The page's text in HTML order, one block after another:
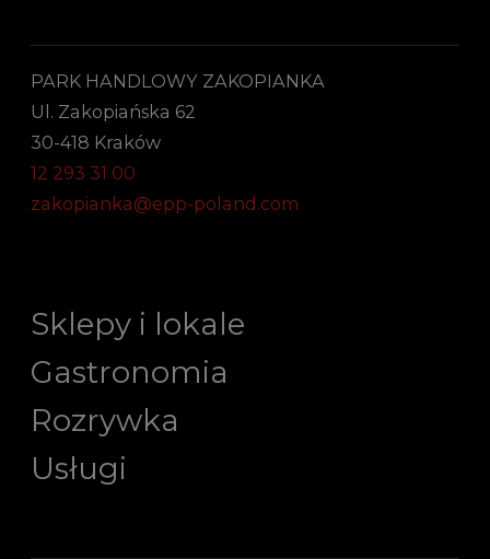
PARK HANDLOWY ZAKOPIANKA
Ul. Zakopiańska 62
30-418 Kraków
12 293 31 00
zakopianka@epp-poland.com
Sklepy i lokale
Gastronomia
Rozrywka
Usługi